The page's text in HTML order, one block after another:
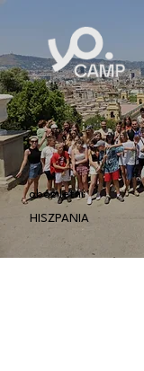
HISZPANIA
obóz letni